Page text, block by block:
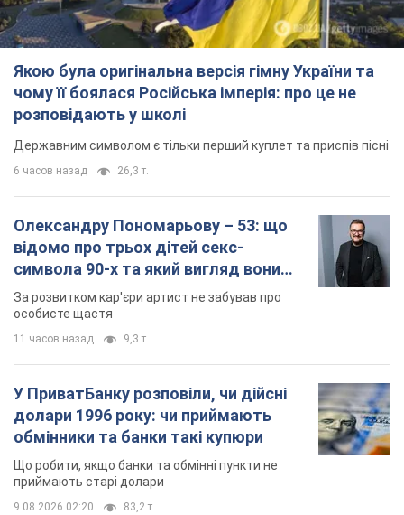
Якою була оригінальна версія гімну України та
чому її боялася Російська імперія: про це не
розповідають у школі
Державним символом є тільки перший куплет та приспів пісні
6 часов назад 26,3 т.
Олександру Пономарьову – 53: що
відомо про трьох дітей секс-
символа 90-х та який вигляд вони
мають
За розвитком кар'єри артист не забував про
особисте щастя
11 часов назад 9,3 т.
У ПриватБанку розповіли, чи дійсні
долари 1996 року: чи приймають
обмінники та банки такі купюри
Що робити, якщо банки та обмінні пункти не
приймають старі долари
9.08.2026 02:20 83,2 т.